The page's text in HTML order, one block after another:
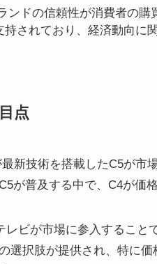
ンドの信頼性が消費者の
されており、経済動向に
点
新技術を搭載したC5が市
が普及する中で、C4が価
レビが市場に参入するこ
選択肢が提供され、特に